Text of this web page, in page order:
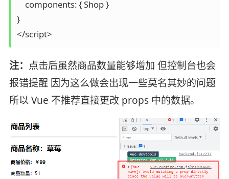
    components: { Shop }
}
</script>
注： 点击后虽然商品数量能够增加 但控制台也会
报错提醒 因为这么做会出现一些莫名其妙的问题
所以 Vue 不推荐直接更改 props 中的数据。